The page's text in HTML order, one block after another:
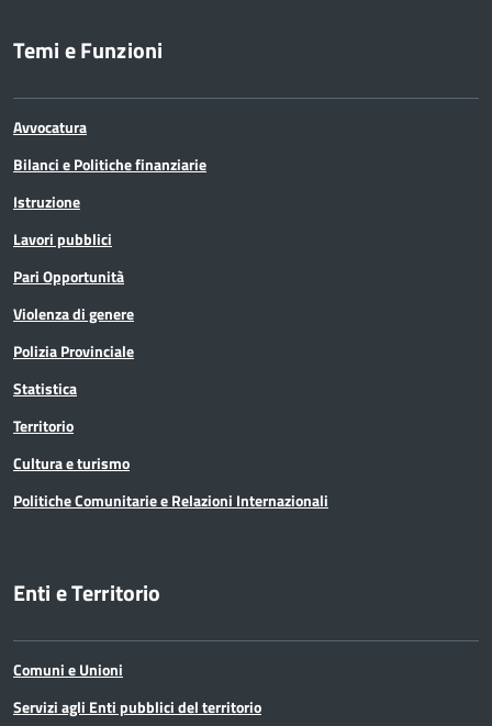
Temi e Funzioni
Avvocatura
Bilanci e Politiche finanziarie
Istruzione
Lavori pubblici
Pari Opportunità
Violenza di genere
Polizia Provinciale
Statistica
Territorio
Cultura e turismo
Politiche Comunitarie e Relazioni Internazionali
Enti e Territorio
Comuni e Unioni
Servizi agli Enti pubblici del territorio